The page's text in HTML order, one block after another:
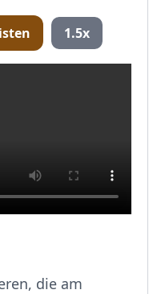
1.5x
die am